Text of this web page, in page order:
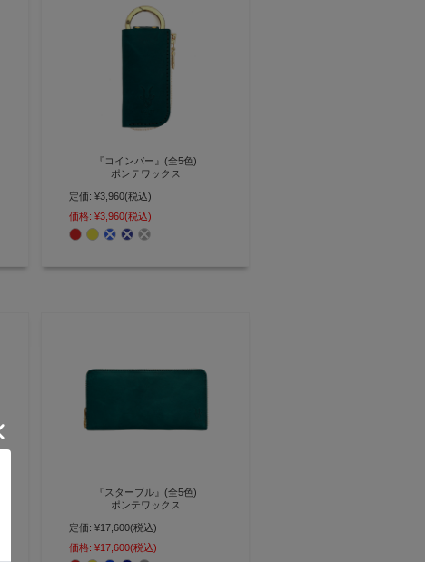
『コインバー』(全5色)
ポンテワックス
小銭をコンパクトに身に着ける 小
銭入れとしても使えるカラビナ付
きキーホルダー【AGILITY affa(ア
ジリティ アッファ)】(0189) [M便
定価: ¥3,960(税込)
価格: ¥3,960(税込)
『スターブル』(全5色)
ポンテワックス
マチが大きく拡がる 縦・横綺麗に
カードが収まるラウンドファスナ
ー長財布【AGILITY affa(アジリテ
定価: ¥17,600(税込)
価格: ¥17,600(税込)